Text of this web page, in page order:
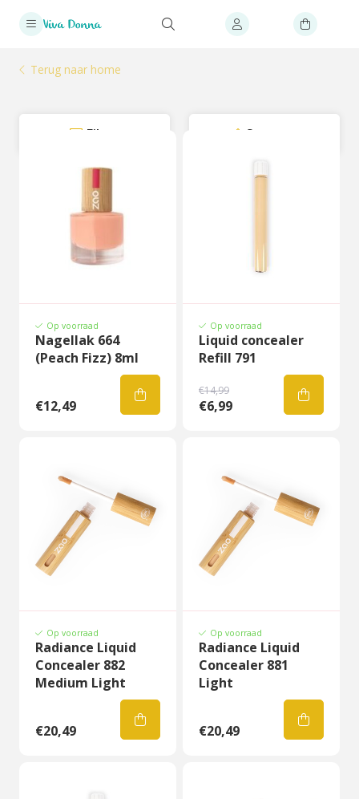
Terug naar home
Filter Sorteer
Op voorraad
Nagellak 664
(Peach Fizz) 8ml
€12,49
Op voorraad
Liquid concealer
Refill 791
€14,99
€6,99
Op voorraad
Radiance Liquid
Concealer 882
Medium Light
€20,49
Op voorraad
Radiance Liquid
Concealer 881
Light
€20,49